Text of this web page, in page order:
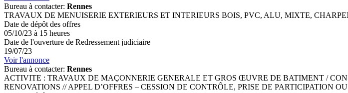
Bureau à contacter: Rennes
TRAVAUX DE MENUISERIE EXTERIEURS ET INTERIEURS BOIS, PVC, ALU, MIXTE,
Date de dépôt des offres
05/10/23 à 15 heures
Date de l'ouverture de Redressement judiciaire
19/07/23
Voir l'annonce
Bureau à contacter: Rennes
ACTIVITE : TRAVAUX DE MAÇONNERIE GENERALE ET GROS ŒUVRE DE BATIMENT /
RENOVATIONS // APPEL D’OFFRES – CESSION DE CONTRÔLE, PRISE DE PARTICIPATION